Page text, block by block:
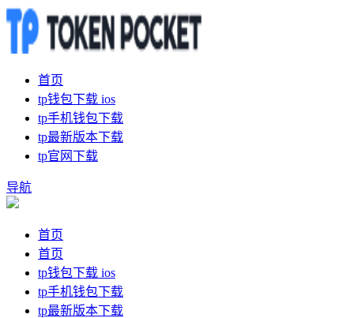
首页
tp钱包下载 ios
tp手机钱包下载
tp最新版本下载
tp官网下载
导航
首页
首页
tp钱包下载 ios
tp手机钱包下载
tp最新版本下载